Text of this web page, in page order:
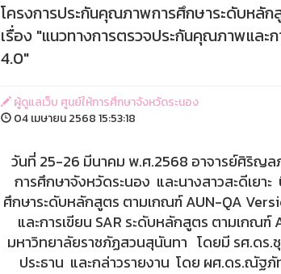
โครงการประกันคุณภาพการศึกษาระดับหลั
เรื่อง "แนวทางการตรวจประกันคุณภาพแล
4.0"
ผู้ดูแลเว็บ ศูนย์ให้การศึกษาจังหวัดระนอง
04 เมษายน 2568 15:53:18
วันที่ 25-26 มีนาคม พ.ศ.2568 อาจารย์ศิริญ
การศึกษาจังหวัดระนอง และนางสาวสะดีเยา
ศึกษาระดับหลักสูตร ตามเกณฑ์ AUN-QA
และการเขียน SAR ระดับหลักสูตร ตามเกณ
มหาวิทยาลัยราชภัฏสวนสุนันทา โดยมี รศ.ดร
ประธาน และกล่าวรายงาน โดย ผศ.ดร.ณัฐ